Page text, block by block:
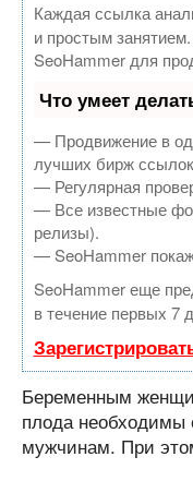
Каждая ссылка
и простым
SeoHammer для
Что умеет
— Продвижение в
лучших бирж
— Регулярная
— Все известные
релизы).
— SeoHammer
SeoHammer еще
в течение первых 7
Беременным
плода
мужчинам. При